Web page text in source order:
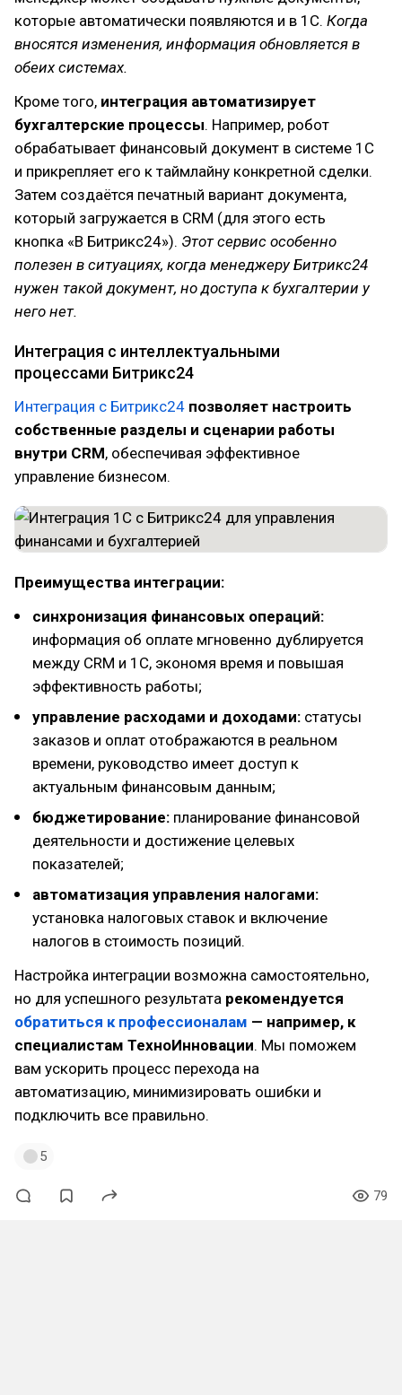
которые автоматически появляются и в 1С. Когда
вносятся изменения, информация обновляется в
обеих системах.
Кроме того, интеграция автоматизирует
бухгалтерские процессы. Например, робот
обрабатывает финансовый документ в системе 1С
и прикрепляет его к таймлайну конкретной сделки.
Затем создаётся печатный вариант документа,
который загружается в CRM (для этого есть
кнопка «В Битрикс24»). Этот сервис особенно
полезен в ситуациях, когда менеджеру Битрикс24
нужен такой документ, но доступа к бухгалтерии у
него нет.
Интеграция с интеллектуальными
процессами Битрикс24
Интеграция с Битрикс24 позволяет настроить
собственные разделы и сценарии работы
внутри CRM, обеспечивая эффективное
управление бизнесом.
Преимущества интеграции:
синхронизация финансовых операций:
информация об оплате мгновенно дублируется
между CRM и 1С, экономя время и повышая
эффективность работы;
управление расходами и доходами: статусы
заказов и оплат отображаются в реальном
времени, руководство имеет доступ к
актуальным финансовым данным;
бюджетирование: планирование финансовой
деятельности и достижение целевых
показателей;
автоматизация управления налогами:
установка налоговых ставок и включение
налогов в стоимость позиций.
Настройка интеграции возможна самостоятельно,
но для успешного результата рекомендуется
обратиться к профессионалам — например, к
специалистам ТехноИнновации. Мы поможем
вам ускорить процесс перехода на
автоматизацию, минимизировать ошибки и
подключить все правильно.
5
79